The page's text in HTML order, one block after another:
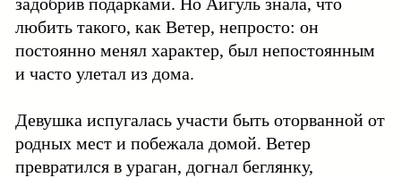
любить такого, как Ветер, непросто: он
постоянно менял характер, был непостоянным
и часто улетал из дома.
Девушка испугалась участи быть оторванной от
родных мест и побежала домой. Ветер
превратился в ураган, догнал беглянку,